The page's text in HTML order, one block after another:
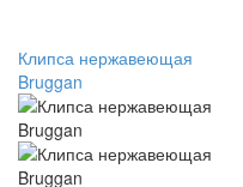
Клипса нержавеющая
Bruggan